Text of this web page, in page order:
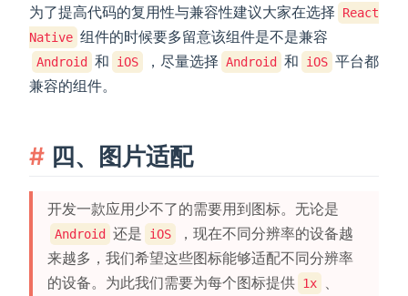
为了提高代码的复用性与兼容性建议大家在选择
React
Native 组件的时候要多留意该组件是不是兼容
Android 和 iOS ，尽量选择 Android 和 iOS 平台都
兼容的组件。
四、图片适配
开发一款应用少不了的需要用到图标。无论是
Android 还是 iOS
，现在不同分辨率的设备越
来越多，我们希望这些图标能够适配不同分辨率
的设备。为此我们需要为每个图标提供 1x